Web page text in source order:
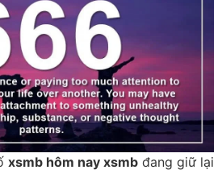
xsmb hôm nay xsmb đang giữ lại